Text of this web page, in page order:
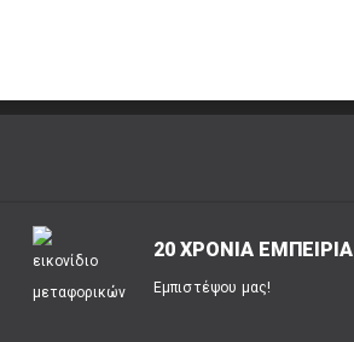
20 ΧΡΟΝΙΑ ΕΜΠΕΙΡΙΑ
Εμπιστέψου μας!